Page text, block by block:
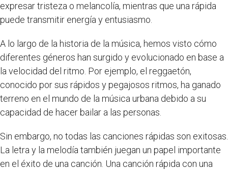
expresar tristeza o melancolía, mientras que una rápida
puede transmitir energía y entusiasmo.
A lo largo de la historia de la música, hemos visto cómo
diferentes géneros han surgido y evolucionado en base a
la velocidad del ritmo. Por ejemplo, el reggaetón,
conocido por sus rápidos y pegajosos ritmos, ha ganado
terreno en el mundo de la música urbana debido a su
capacidad de hacer bailar a las personas.
Sin embargo, no todas las canciones rápidas son exitosas.
La letra y la melodía también juegan un papel importante
en el éxito de una canción. Una canción rápida con una